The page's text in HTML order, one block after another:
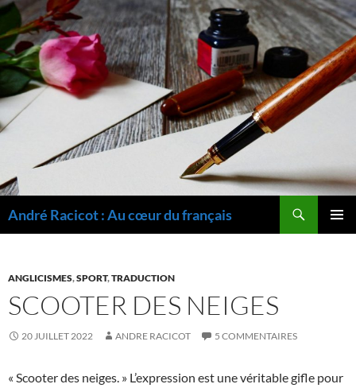
André Racicot : Au cœur du français
ANGLICISMES,SPORT,TRADUCTION
SCOOTER DES NEIGES
20 JUILLET 2022 ANDRE RACICOT 5 COMMENTAIRES
« Scooter des neiges. » L’expression est une véritable gifle pour